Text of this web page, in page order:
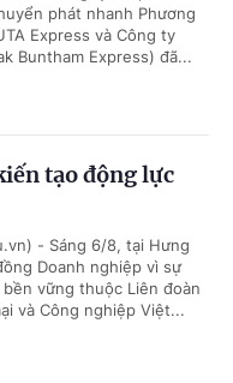
phát nhanh Phương
Express và Công ty
Buntham Express) đã...
tạo động lực
- Sáng 6/8, tại Hưng
Doanh nghiệp vì sự
vững thuộc Liên đoàn
và Công nghiệp Việt...